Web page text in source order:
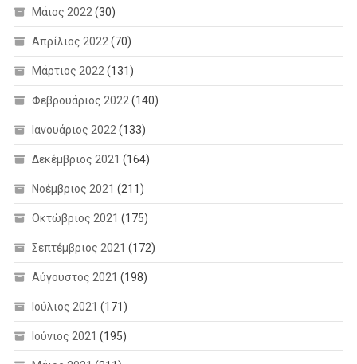
Μάιος 2022(30)
Απρίλιος 2022(70)
Μάρτιος 2022(131)
Φεβρουάριος 2022(140)
Ιανουάριος 2022(133)
Δεκέμβριος 2021 (164)
Νοέμβριος 2021 (211)
Οκτώβριος 2021 (175)
Σεπτέμβριος 2021 (172)
Αύγουστος 2021 (198)
Ιούλιος 2021 (171)
Ιούνιος 2021 (195)